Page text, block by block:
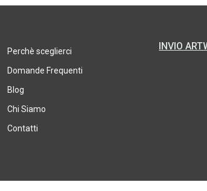
Perchè sceglierci
Domande Frequenti
Blog
Chi Siamo
Contatti
INVIO